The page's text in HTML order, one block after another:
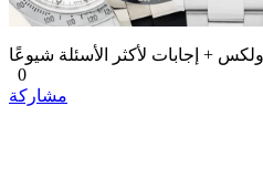
+ إجابات لأكثر الأسئلة شيوعًا
0
مشاركة